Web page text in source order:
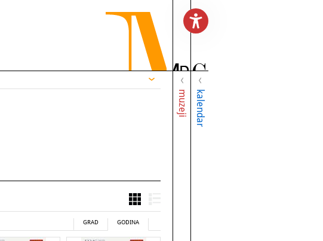
muzeji kalendar
GRAD GODINA